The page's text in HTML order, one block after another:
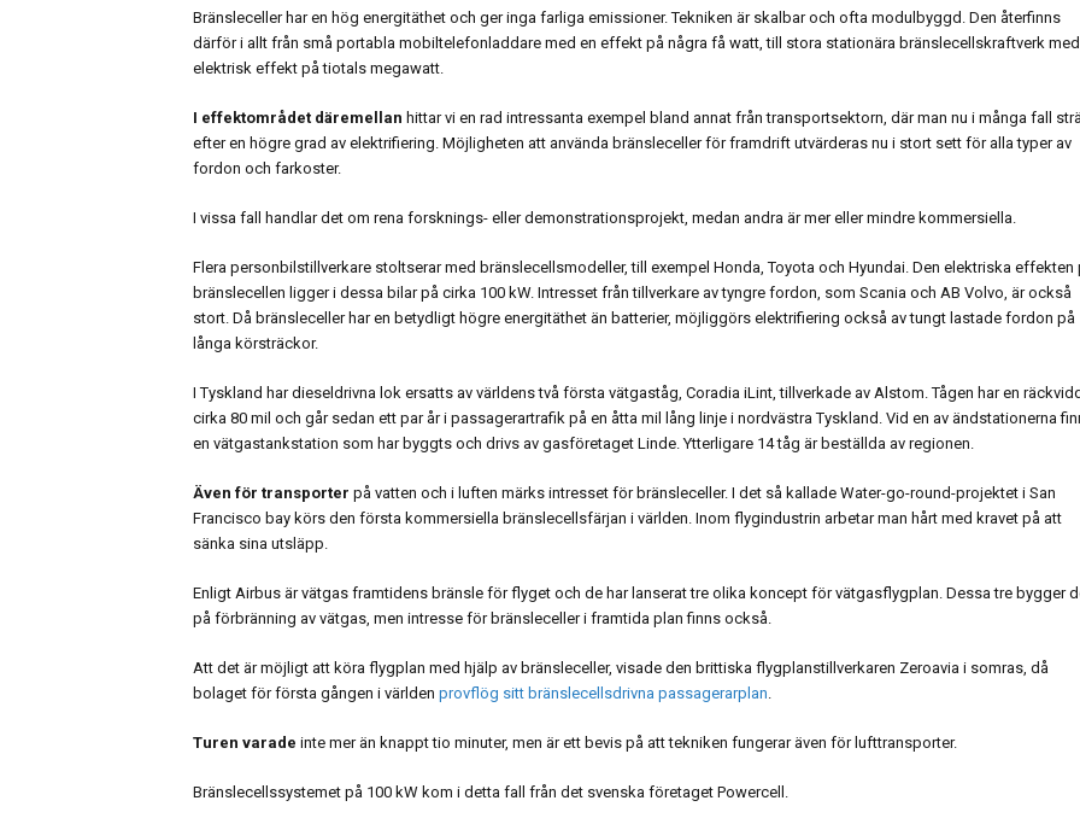
Bränsleceller har en hög energitäthet och ger inga farliga emissioner. Tekniken är skalbar och ofta modulbyggd. Den återfinns
därför i allt från små portabla mobiltelefonladdare med en effekt på några få watt, till stora stationära bränslecellskraftverk
elektrisk effekt på tiotals megawatt.
I effektområdet däremellan hittar vi en rad intressanta exempel bland annat från transportsektorn, där man nu i många fall
efter en högre grad av elektrifiering. Möjligheten att använda bränsleceller för framdrift utvärderas nu i stort sett för alla typer av
fordon och farkoster.
I vissa fall handlar det om rena forsknings- eller demonstrationsprojekt, medan andra är mer eller mindre kommersiella.
Flera personbilstillverkare stoltserar med bränslecellsmodeller, till exempel Honda, Toyota och Hyundai. Den elektriska effekten
bränslecellen ligger i dessa bilar på cirka 100 kW. Intresset från tillverkare av tyngre fordon, som Scania och AB Volvo, är också
stort. Då bränsleceller har en betydligt högre energitäthet än batterier, möjliggörs elektrifiering också av tungt lastade fordon på
långa körsträckor.
I Tyskland har dieseldrivna lok ersatts av världens två första vätgaståg, Coradia iLint, tillverkade av Alstom. Tågen har en
cirka 80 mil och går sedan ett par år i passagerartrafik på en åtta mil lång linje i nordvästra Tyskland. Vid en av ändstationerna
en vätgastankstation som har byggts och drivs av gasföretaget Linde. Ytterligare 14 tåg är beställda av regionen.
Även för transporter på vatten och i luften märks intresset för bränsleceller. I det så kallade Water-go-round-projektet i San
Francisco bay körs den första kommersiella bränslecellsfärjan i världen. Inom flygindustrin arbetar man hårt med kravet på att
sänka sina utsläpp.
Enligt Airbus är vätgas framtidens bränsle för flyget och de har lanserat tre olika koncept för vätgasflygplan. Dessa tre bygger
på förbränning av vätgas, men intresse för bränsleceller i framtida plan finns också.
Att det är möjligt att köra flygplan med hjälp av bränsleceller, visade den brittiska flygplanstillverkaren Zeroavia i somras, då
bolaget för första gången i världen provflög sitt bränslecellsdrivna passagerarplan.
Turen varade inte mer än knappt tio minuter, men är ett bevis på att tekniken fungerar även för lufttransporter.
Bränslecellssystemet på 100 kW kom i detta fall från det svenska företaget Powercell.